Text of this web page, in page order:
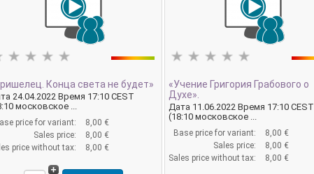
Конца света не будет»
24.04.2022 Время 17:10 CEST
московское ...
price for variant:
8,00 €
Sales price:
8,00 €
price without tax:
8,00 €
«Учение Григория Грабового о
Духе».
Дата 11.06.2022 Время 17:10 CEST
(18:10 московское ...
Base price for variant:
8,00 €
Sales price:
8,00 €
Sales price without tax:
8,00 €